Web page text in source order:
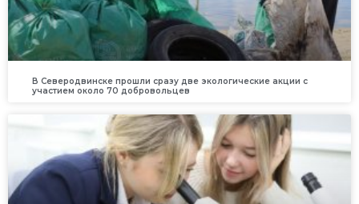
В Северодвинске прошли сразу две экологические акции с
участием около 70 добровольцев